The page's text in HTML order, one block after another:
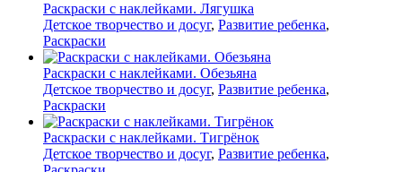
Раскраски с наклейками. Лягушка
Детское творчество и досуг, Развитие ребенка,
Раскраски
Раскраски с наклейками. Обезьяна
Детское творчество и досуг, Развитие ребенка,
Раскраски
Раскраски с наклейками. Тигрёнок
Детское творчество и досуг, Развитие ребенка,